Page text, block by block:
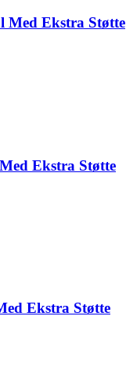
Med Ekstra Støtte
Ekstra Støtte
Ekstra Støtte